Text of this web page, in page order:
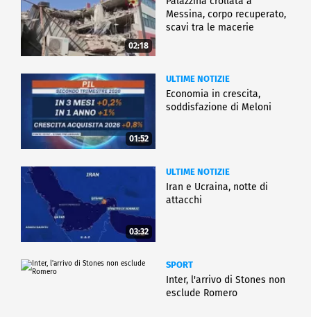
02:18
Messina, corpo recuperato,
scavi tra le macerie
01:52
ULTIME NOTIZIE
Economia in crescita,
soddisfazione di Meloni
03:32
ULTIME NOTIZIE
Iran e Ucraina, notte di
attacchi
SPORT
Inter, l'arrivo di Stones non
esclude Romero